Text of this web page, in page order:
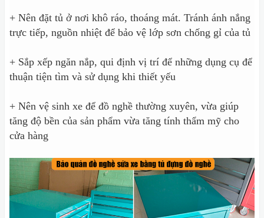
+ Nên đặt tủ ở nơi khô ráo, thoáng mát. Tránh ánh nắng
trực tiếp, nguồn nhiệt để bảo vệ lớp sơn chống gỉ của tủ
+ Sắp xếp ngăn nắp, qui định vị trí để những dụng cụ để
thuận tiện tìm và sử dụng khi thiết yếu
+ Nên vệ sinh xe để đồ nghề thường xuyên, vừa giúp
tăng độ bền của sản phẩm vừa tăng tính thẩm mỹ cho
cửa hàng